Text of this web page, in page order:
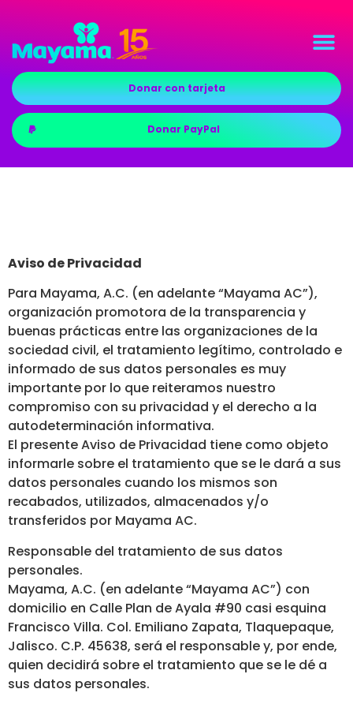
Donar con tarjeta
Donar PayPal
Aviso de Privacidad
Para Mayama, A.C. (en adelante “Mayama AC”),
organización promotora de la transparencia y
buenas prácticas entre las organizaciones de la
sociedad civil, el tratamiento legítimo, controlado e
informado de sus datos personales es muy
importante por lo que reiteramos nuestro
compromiso con su privacidad y el derecho a la
autodeterminación informativa.
El presente Aviso de Privacidad tiene como objeto
informarle sobre el tratamiento que se le dará a sus
datos personales cuando los mismos son
recabados, utilizados, almacenados y/o
transferidos por Mayama AC.
Responsable del tratamiento de sus datos
personales.
Mayama, A.C. (en adelante “Mayama AC”) con
domicilio en Calle Plan de Ayala #90 casi esquina
Francisco Villa. Col. Emiliano Zapata, Tlaquepaque,
Jalisco. C.P. 45638, será el responsable y, por ende,
quien decidirá sobre el tratamiento que se le dé a
sus datos personales.